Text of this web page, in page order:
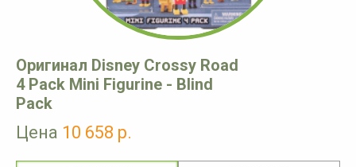
Оригинал Disney Crossy Road
4 Pack Mini Figurine - Blind
Pack
Цена 10 658 р.